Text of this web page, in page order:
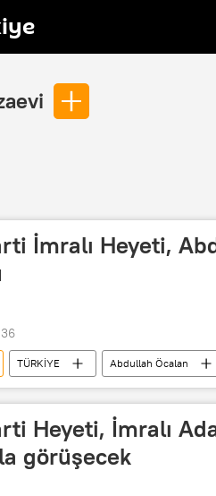
İmralı Heyeti,
TÜRKİYE Abdullah Öcalan
İmralı İmralı tutanakları
Heyeti, İmralı
görüşecek